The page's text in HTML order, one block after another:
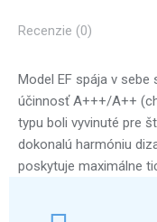
Recenzie (0)
Model EF spája v sebe
účinnosť A+++/A++
typu boli vyvinuté pre
dokonalú harmóniu
poskytuje maximálne